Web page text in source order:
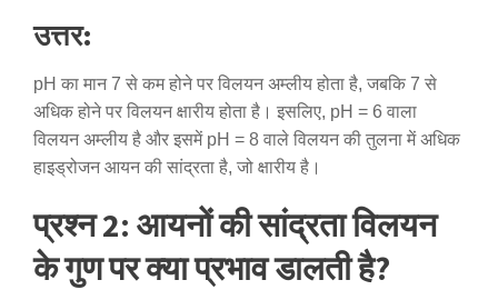
उत्तर:
pH का मान 7 से कम होने पर विलयन अम्लीय होता है, जबकि 7 से
अधिक होने पर विलयन क्षारीय होता है। इसलिए, pH = 6 वाला
विलयन अम्लीय है और इसमें pH = 8 वाले विलयन की तुलना में अधिक
हाइड्रोजन आयन की सांद्रता है, जो क्षारीय है।
प्रश्न 2: आयनों की सांद्रता विलयन
के गुण पर क्या प्रभाव डालती है?